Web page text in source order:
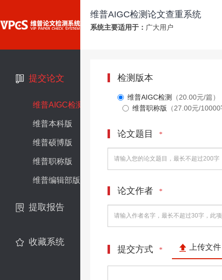
维普AIGC检测论文查重系统
系统主要适用于： 广大用户
提交论文
维普AIGC检测
维普本科版
维普硕博版
维普职称版
维普编辑部版
提取报告
收藏系统
检测版本
维普AIGC检测
（20.00元/篇）
维普职称版 （27.00元/
论文题目 *
论文作者 *
提交方式 * 上传文件